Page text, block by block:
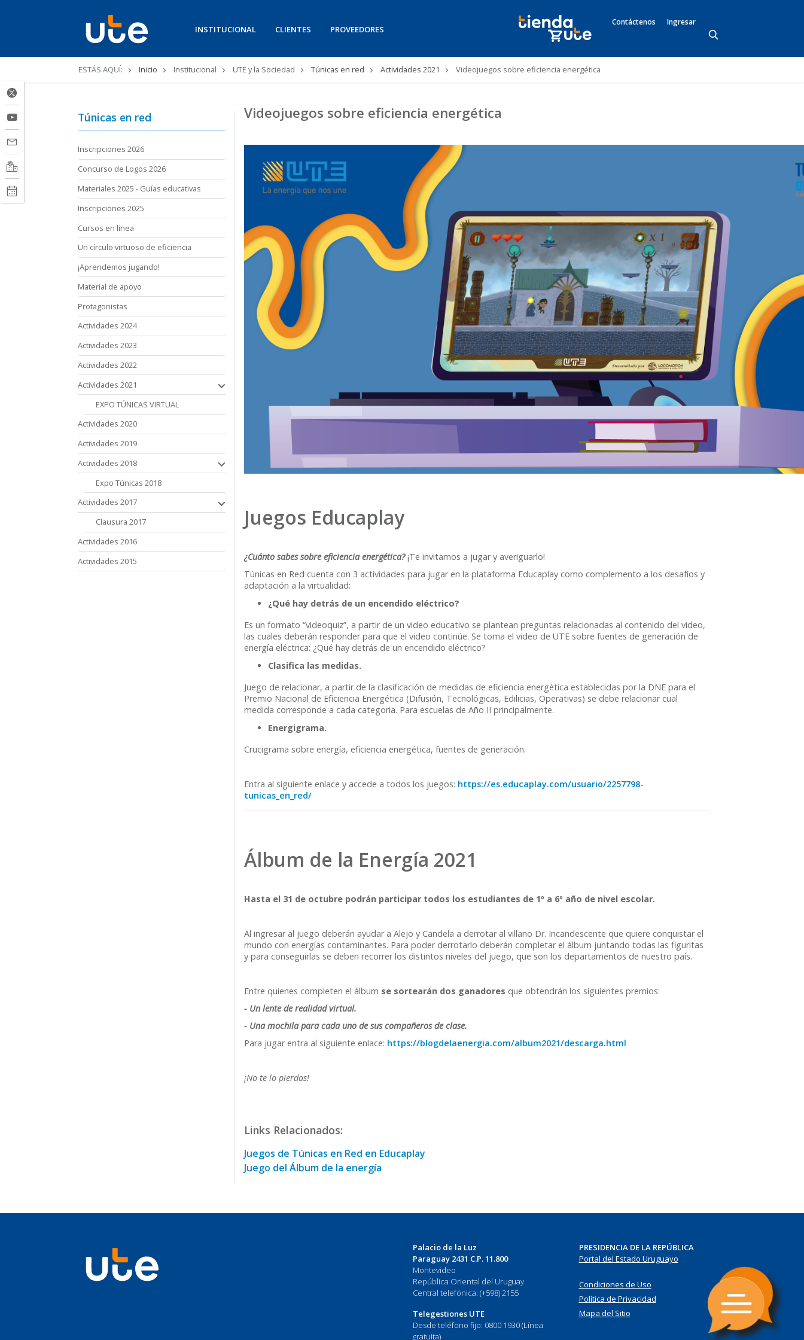
INSTITUCIONAL CLIENTES PROVEEDORES
Contáctenos Ingresar
Ruta
navegación
ESTÁS AQUÍ: Inicio Institucional UTE y la Sociedad Túnicas en red Actividades 2021 Videojuegos sobre eficiencia energética
Túnicas en red
Inscripciones 2026
Concurso de Logos 2026
Materiales 2025 - Guías educativas
Inscripciones 2025
Cursos en linea
Un círculo virtuoso de eficiencia
¡Aprendemos jugando!
Material de apoyo
Protagonistas
Actividades 2024
Actividades 2023
Actividades 2022
Actividades 2021
EXPO TÚNICAS VIRTUAL
Actividades 2020
Actividades 2019
Actividades 2018
Expo Túnicas 2018
Actividades 2017
Clausura 2017
Actividades 2016
Actividades 2015
Videojuegos sobre eficiencia energética
Juegos Educaplay
¿Cuánto sabes sobre eficiencia energética?¡Te invitamos a jugar y averiguarlo!
Túnicas en Red cuenta con 3 actividades para jugar en la plataforma Educaplay como complemento a los desafíos y
adaptación a la virtualidad:
¿Qué hay detrás de un encendido eléctrico?
Es un formato “videoquiz”, a partir de un video educativo se plantean preguntas relacionadas al contenido del video,
las cuales deberán responder para que el video continúe. Se toma el video de UTE sobre fuentes de generación de
energía eléctrica: ¿Qué hay detrás de un encendido eléctrico?
Clasifica las medidas.
Juego de relacionar, a partir de la clasificación de medidas de eficiencia energética establecidas por la DNE para el
Premio Nacional de Eficiencia Energética (Difusión, Tecnológicas, Edilicias, Operativas) se debe relacionar cual
medida corresponde a cada categoria. Para escuelas de Año II principalmente.
Energigrama.
Crucigrama sobre energía, eficiencia energética, fuentes de generación.
Entra al siguiente enlace y accede a todos los juegos: https://es.educaplay.com/usuario/2257798-
tunicas_en_red/
Álbum de la Energía 2021
Hasta el 31 de octubre podrán participar todos los estudiantes de 1º a 6º año de nivel escolar.
Al ingresar al juego deberán ayudar a Alejo y Candela a derrotar al villano Dr. Incandescente que quiere conquistar el
mundo con energías contaminantes. Para poder derrotarlo deberán completar el álbum juntando todas las figuritas
y para conseguirlas se deben recorrer los distintos niveles del juego, que son los departamentos de nuestro país.
Entre quienes completen el álbum se sortearán dos ganadores que obtendrán los siguientes premios:
- Un lente de realidad virtual.
- Una mochila para cada uno de sus compañeros de clase.
Para jugar entra al siguiente enlace: https://blogdelaenergia.com/album2021/descarga.html
¡No te lo pierdas!
Links Relacionados:
Juegos de Túnicas en Red en Educaplay
Juego del Álbum de la energía
Palacio de la Luz
Paraguay 2431 C.P. 11.800
Montevideo
República Oriental del Uruguay
Central telefónica: (+598) 2155
Telegestiones UTE
Desde teléfono fijo: 0800 1930 (Línea
gratuita)
PRESIDENCIA DE LA REPÚBLICA
Portal del Estado Uruguayo
Condiciones de Uso
Política de Privacidad
Mapa del Sitio